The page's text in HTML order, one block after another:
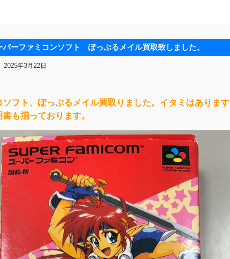
パーファミコンソフト ぽっぷるメイル買取致しました。
2025年3月22日
ソフト、ぽっぷるメイル買取りました。イタミはあります
も揃っております。